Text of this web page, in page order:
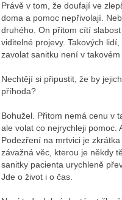
Právě v tom, že doufají ve
doma a pomoc nepřivolají.
druhého. On přitom cítí
viditelné projevy. Takových
zavolat sanitku není v
Nechtějí si připustit, že by
příhoda?
Bohužel. Přitom nemá cenu v
ale volat co nejrychleji pomoc.
Podezření na mrtvici je
závažná věc, kterou je někdy
sanitky pacienta urychleně
Jde o život i o čas.